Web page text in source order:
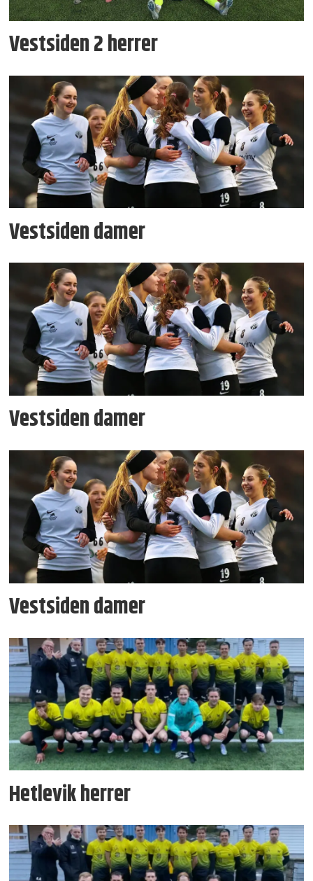
Vestsiden 2 herrer
Vestsiden damer
Vestsiden damer
Vestsiden damer
Hetlevik herrer